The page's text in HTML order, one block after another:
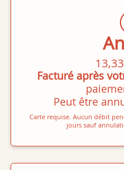
Facturé après
Peut être
Carte requise. Aucun débit
jours sauf